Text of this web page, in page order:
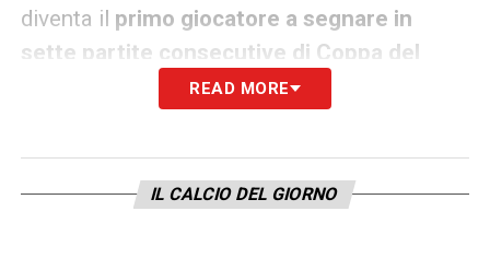
diventa il primo giocatore a segnare in
sette partite consecutive di Coppa del
L’Argentina affronteràCapo Verde,
READ MORE
IL CALCIO DEL GIORNO